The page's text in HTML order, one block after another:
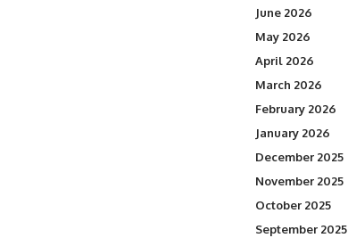
June 2026
May 2026
April 2026
March 2026
February 2026
January 2026
December 2025
November 2025
October 2025
September 2025